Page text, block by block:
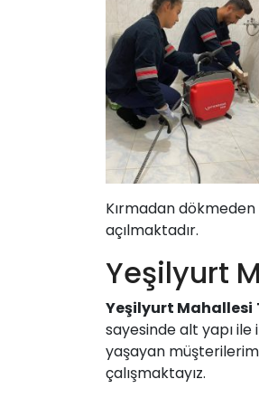
Kırmadan dökmeden
açılmaktadır.
Yeşilyurt
Yeşilyurt Mahallesi
sayesinde alt yapı ile
yaşayan
çalışmaktayız.